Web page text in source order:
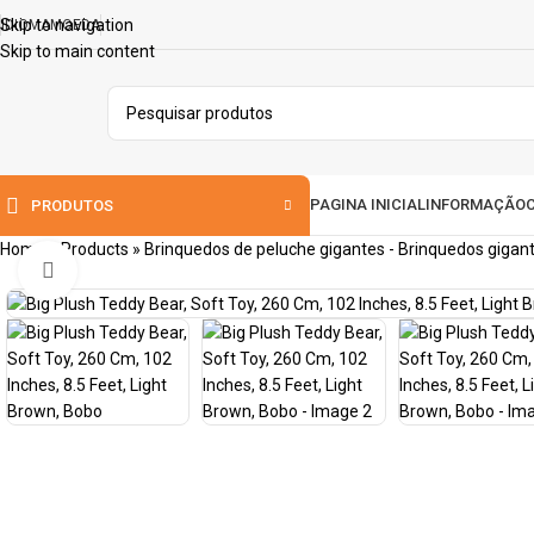
Skip to navigation
Skip to main content
IDIOMAMOEDA
PRODUTOS PAGINA INICIALINFORMAÇÃO
Home Products » Brinquedos de peluche gigantes - Brinquedos